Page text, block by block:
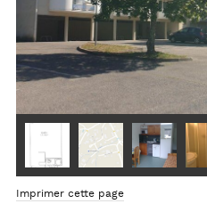
Imprimer cette page